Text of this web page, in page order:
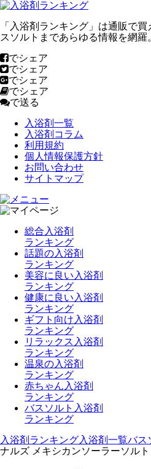
「入浴剤ランキング」は通販で
スソルトまであらゆる情報を網羅
でシェア
でシェア
でシェア
でシェア
で送る
入浴剤一覧
入浴剤コラム
利用規約
個人情報保護方針
お問い合わせ
サイトマップ
総合入浴剤
ランキング
話題の入浴剤
ランキング
美容に良い入浴剤
ランキング
健康に良い入浴剤
ランキング
ギフト向け入浴剤
ランキング
リラックス入浴剤
ランキング
温泉の入浴剤
ランキング
赤ちゃん入浴剤
ランキング
バスソルト入浴剤
ランキング
入浴剤ランキング入浴剤一覧バス
ナルズ メキシカンソーラーソルト